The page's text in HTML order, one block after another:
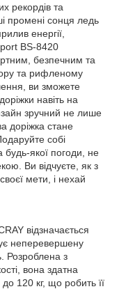
рекордів та
промені сонця ледь
енергії,
BS-8420
безпечним та
та рифленому
ви зможете
навіть на
зручний не лише
доріжка стане
собі
будь-якої погоди, не
Ви відчуєте, як з
мети, і нехай
відзначається
неперевершену
Розроблена з
вона здатна
120 кг, що робить її